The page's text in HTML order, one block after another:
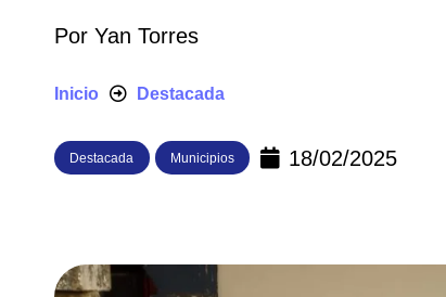
Por Yan Torres
Inicio Destacada
Destacada Municipios 18/02/2025